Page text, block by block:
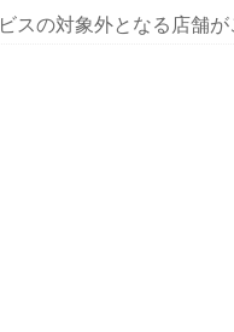
の対象外となる店舗が